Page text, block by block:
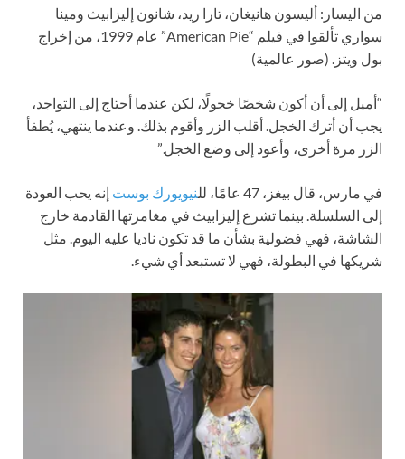
من اليسار: أليسون هانيغان، تارا ريد، شانون إليزابيث ومينا
سواري تألقوا في فيلم “American Pie” عام 1999، من إخراج
بول ويتز. (صور عالمية)
“أميل إلى أن أكون شخصًا خجولًا، لكن عندما أحتاج إلى التواجد،
يجب أن أترك الخجل. أقلب الزر وأقوم بذلك. وعندما ينتهي، يُطفأ
الزر مرة أخرى، وأعود إلى وضع الخجل.”
في مارس، قال بيغز، 47 عامًا، لل نيويورك بوست إنه يحب العودة
إلى السلسلة. بينما تشرع إليزابيث في مغامرتها القادمة خارج
الشاشة، فهي فضولية بشأن ما قد تكون ناديا عليه اليوم. مثل
شريكها في البطولة، فهي لا تستبعد أي شيء.